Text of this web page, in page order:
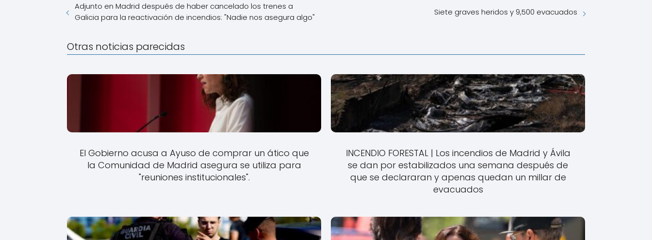
Adjunto en Madrid después de haber cancelado los trenes a
Galicia para la reactivación de incendios: "Nadie nos asegura algo"
Siete graves heridos y 9,500 evacuados
Otras noticias parecidas
El Gobierno acusa a Ayuso de comprar un ático que
la Comunidad de Madrid asegura se utiliza para
"reuniones institucionales".
INCENDIO FORESTAL | Los incendios de Madrid y Ávila
se dan por estabilizados una semana después de
que se declararan y apenas quedan un millar de
evacuados